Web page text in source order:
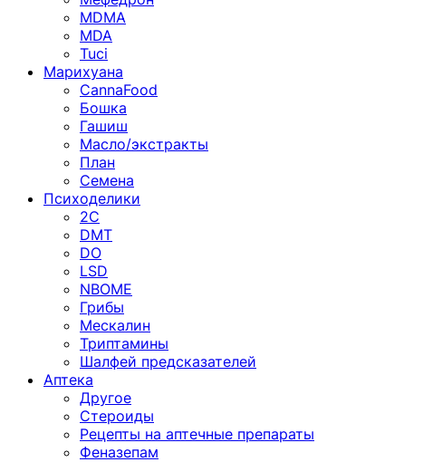
MDMA
MDA
Tuci
Марихуана
CannaFood
Бошка
Гашиш
Масло/экстракты
План
Семена
Психоделики
2C
DMT
DO
LSD
NBOME
Грибы
Мескалин
Триптамины
Шалфей предсказателей
Аптека
Другое
Стероиды
Рецепты на аптечные препараты
Феназепам